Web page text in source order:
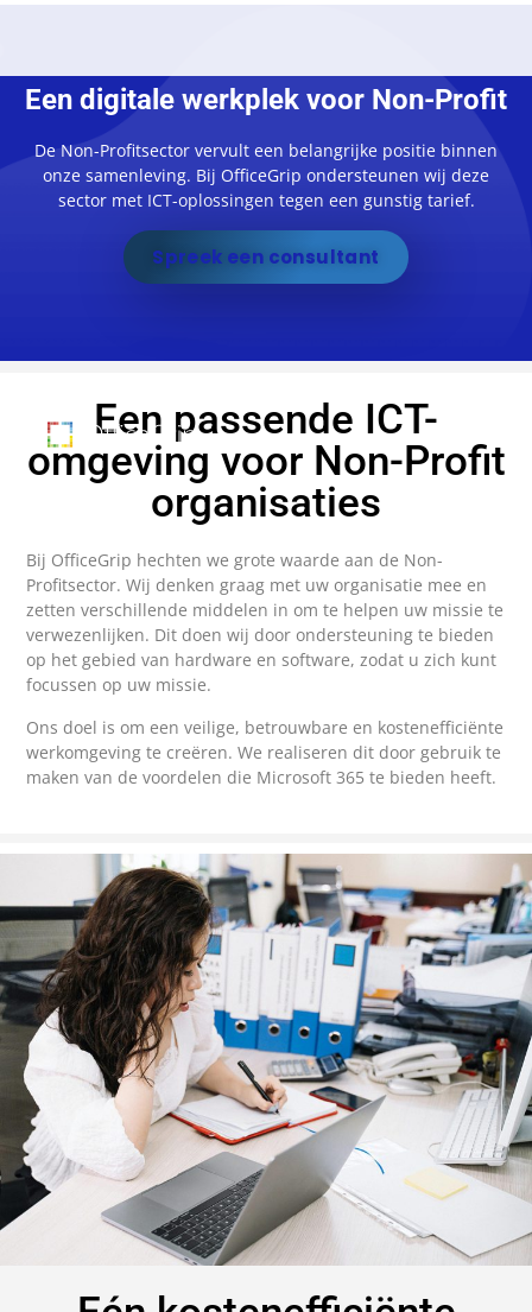
Een digitale werkplek voor Non-Profit
De Non-Profitsector vervult een belangrijke positie binnen
onze samenleving. Bij OfficeGrip ondersteunen wij deze
sector met ICT-oplossingen tegen een gunstig tarief.
Spreek een consultant
Een passende ICT-
omgeving voor Non-Profit
organisaties
Bij OfficeGrip hechten we grote waarde aan de Non-
Profitsector. Wij denken graag met uw organisatie mee en
zetten verschillende middelen in om te helpen uw missie te
verwezenlijken. Dit doen wij door ondersteuning te bieden
op het gebied van hardware en software, zodat u zich kunt
focussen op uw missie.
Ons doel is om een veilige, betrouwbare en kostenefficiënte
werkomgeving te creëren. We realiseren dit door gebruik te
maken van de voordelen die Microsoft 365 te bieden heeft.